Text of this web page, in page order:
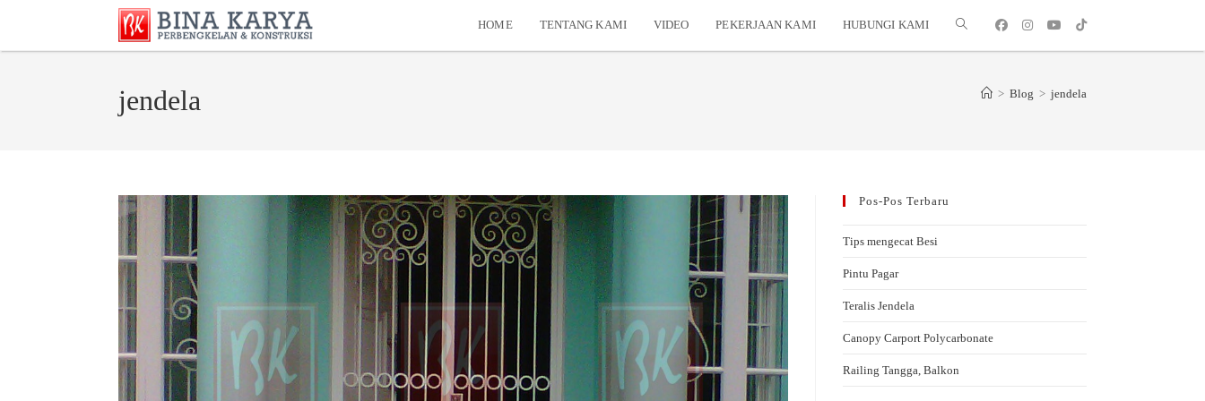
HOME TENTANG KAMI VIDEO PEKERJAAN KAMI HUBUNGI KAMI
jendela > Blog > jendela
Pos-Pos Terbaru
Tips mengecat Besi
Pintu Pagar
Teralis Jendela
Canopy Carport Polycarbonate
Railing Tangga, Balkon